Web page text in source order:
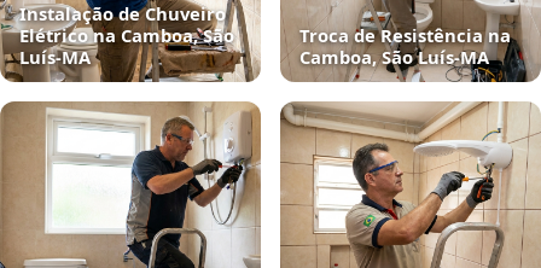
Instalação de Chuveiro
Elétrico na Camboa, São
Luís‑MA
Troca de Resistência na
Camboa, São Luís‑MA